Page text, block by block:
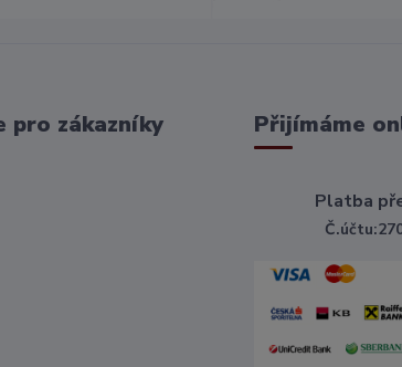
pro zákazníky Přijímáme
Platba